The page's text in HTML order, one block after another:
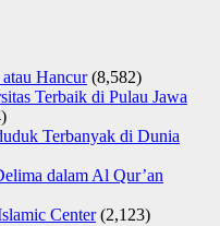
Hancur (8,582)
Terbaik di Pulau Jawa
Terbanyak di Dunia
dalam Al Qur’an
Center (2,123)